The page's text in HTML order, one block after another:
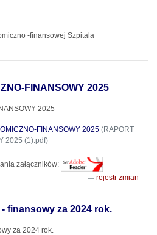
-finansowej Szpitala
FINANSOWY 2025
2025
FINANSOWY 2025 (RAPORT
2025 (1).pdf)
załączników:
rejestr zmian
finansowy za 2024 rok.
za 2024 rok.